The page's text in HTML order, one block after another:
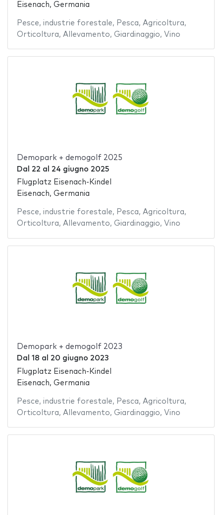
Eisenach, Germania
Pesce, industrie forestale, Pesca, Agricoltura,
Orticoltura, Allevamento, Giardinaggio, Vino
Demopark + demogolf 2025
Dal 22 al 24 giugno 2025
Flugplatz Eisenach-Kindel
Eisenach, Germania
Pesce, industrie forestale, Pesca, Agricoltura,
Orticoltura, Allevamento, Giardinaggio, Vino
Demopark + demogolf 2023
Dal 18 al 20 giugno 2023
Flugplatz Eisenach-Kindel
Eisenach, Germania
Pesce, industrie forestale, Pesca, Agricoltura,
Orticoltura, Allevamento, Giardinaggio, Vino